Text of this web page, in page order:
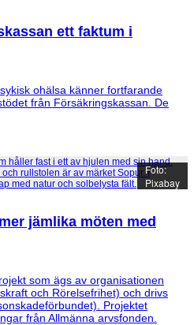
ett faktum i
ohälsa känner fortfarande
från Försäkringskassan. De
Foto:
Pixabay
jämlika möten med
som ägs av organisationen
och Rörelsefrihet) och drivs
Projektet
från Allmänna arvsfonden.